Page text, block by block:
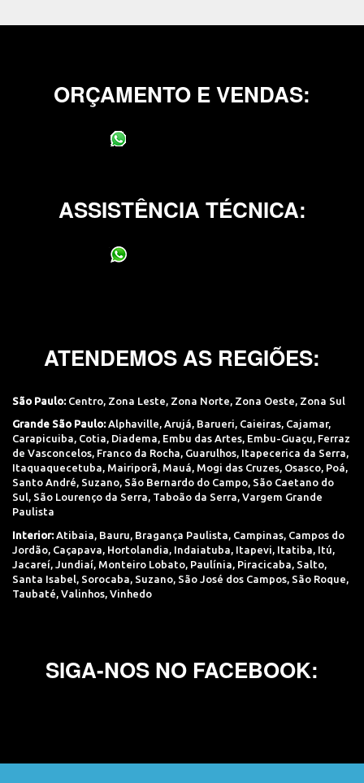
ORÇAMENTO E VENDAS:
ASSISTÊNCIA TÉCNICA:
ATENDEMOS AS REGIÕES:
São Paulo: Centro, Zona Leste, Zona Norte, Zona Oeste, Zona Sul
Grande São Paulo: Alphaville, Arujá, Barueri, Caieiras, Cajamar,
Carapicuiba, Cotia, Diadema, Embu das Artes, Embu-Guaçu, Ferraz
de Vasconcelos, Franco da Rocha, Guarulhos, Itapecerica da Serra,
Itaquaquecetuba, Mairiporã, Mauá, Mogi das Cruzes, Osasco, Poá,
Santo André, Suzano, São Bernardo do Campo, São Caetano do
Sul, São Lourenço da Serra, Taboão da Serra, Vargem Grande
Paulista
Interior: Atibaia, Bauru, Bragança Paulista, Campinas, Campos do
Jordão, Caçapava, Hortolandia, Indaiatuba, Itapevi, Itatiba, Itú,
Jacareí, Jundiaí, Monteiro Lobato, Paulínia, Piracicaba, Salto,
Santa Isabel, Sorocaba, Suzano, São José dos Campos, São Roque,
Taubaté, Valinhos, Vinhedo
SIGA-NOS NO FACEBOOK: